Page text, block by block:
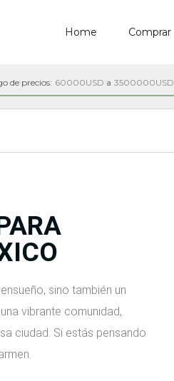
Home Comprar
de precios: 60000USD a 3500000USD
sino también un
vibrante comunidad,
ciudad. Si estás pensando